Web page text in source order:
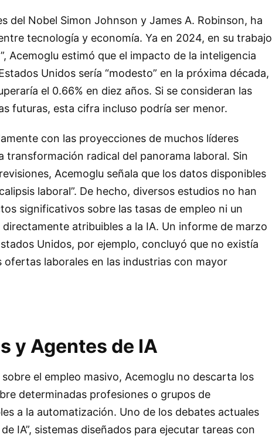
del Nobel Simon Johnson y James A. Robinson, ha
tecnología y economía. Ya en 2024, en su trabajo
Acemoglu estimó que el impacto de la inteligencia
Unidos sería “modesto” en la próxima década,
el 0.66% en diez años. Si se consideran las
futuras, esta cifra incluso podría ser menor.
con las proyecciones de muchos líderes
transformación radical del panorama laboral. Sin
Acemoglu señala que los datos disponibles
laboral”. De hecho, diversos estudios no han
significativos sobre las tasas de empleo ni un
atribuibles a la IA. Un informe de marzo
Unidos, por ejemplo, concluyó que no existía
ofertas laborales en las industrias con mayor
y Agentes de IA
el empleo masivo, Acemoglu no descarta los
determinadas profesiones o grupos de
a la automatización. Uno de los debates actuales
IA”, sistemas diseñados para ejecutar tareas con